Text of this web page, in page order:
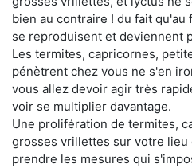
bien au contraire ! du fait
se reproduisent et deviennent
Les termites, capricornes,
pénètrent chez vous ne s'en
vous allez devoir agir très
voir se multiplier davantage.
Une prolifération de termites,
grosses vrillettes sur votre lieu
prendre les mesures qui